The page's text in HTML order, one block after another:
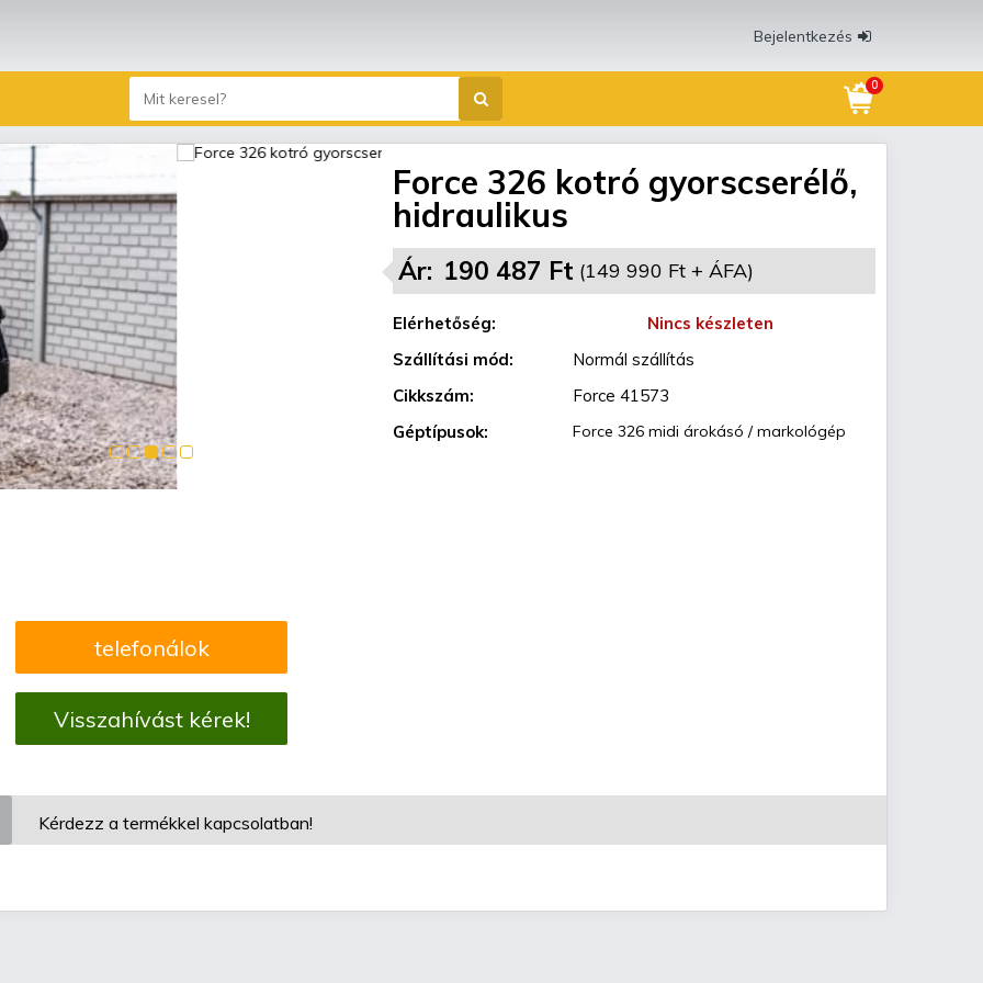
Bejelentkezés
0
telefonálok
Visszahívást kérek!
Force 326 kotró gyorscserélő,
hidraulikus
Ár: 190 487 Ft (149 990 Ft + ÁFA)
Elérhetőség:
Nincs készleten
Szállítási mód:
Normál szállítás
Cikkszám:
Force 41573
Géptípusok:
Force 326 midi árokásó / markológép
Kérdezz a termékkel kapcsolatban!